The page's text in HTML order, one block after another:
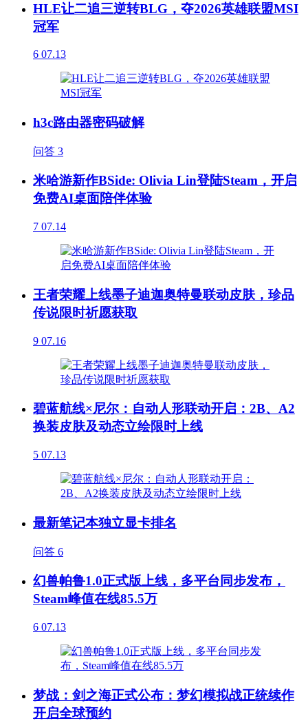
HLE让二追三逆转BLG，夺2026英雄联盟MSI
冠军
6 07.13
h3c路由器密码破解
问答 3
米哈游新作BSide: Olivia Lin登陆Steam，开启
免费AI桌面陪伴体验
7 07.14
王者荣耀上线墨子迪迦奥特曼联动皮肤，珍品
传说限时祈愿获取
9 07.16
碧蓝航线×尼尔：自动人形联动开启：2B、A2
换装皮肤及动态立绘限时上线
5 07.13
最新笔记本独立显卡排名
问答 6
幻兽帕鲁1.0正式版上线，多平台同步发布，
Steam峰值在线85.5万
6 07.13
梦战：剑之海正式公布：梦幻模拟战正统续作
开启全球预约